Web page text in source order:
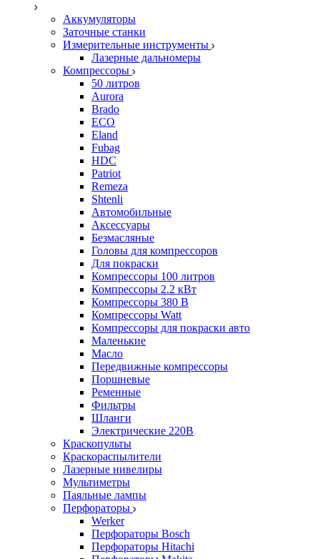
Аккумуляторы
Заточные станки
Измерительные инструменты
Лазерные дальномеры
Компрессоры
50 литров
Aurora
Brado
ECO
Eland
Fubag
HDC
Patriot
Remeza
Shtenli
Автомобильные
Аксессуары
Безмасляные
Головы для компрессоров
Для покраски
Компрессоры 100 литров
Компрессоры 2.2 кВт
Компрессоры 380 В
Компрессоры Watt
Компрессоры для покраски авто
Маленькие
Масло
Передвижные компрессоры
Поршневые
Ременные
Фильтры
Шланги
Электрические 220В
Краскопульты
Краскораспылители
Лазерные нивелиры
Мультиметры
Паяльные лампы
Перфораторы
Werker
Перфораторы Bosch
Перфораторы Hitachi